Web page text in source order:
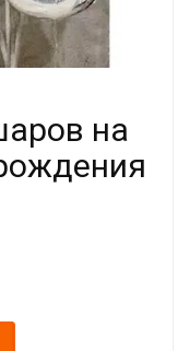
на